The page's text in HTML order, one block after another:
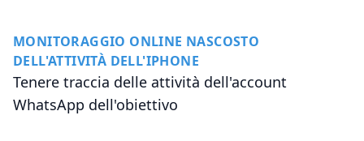
MONITORAGGIO ONLINE NASCOSTO
DELL'ATTIVITÀ DELL'IPHONE
Tenere traccia delle attività dell'account
WhatsApp dell'obiettivo